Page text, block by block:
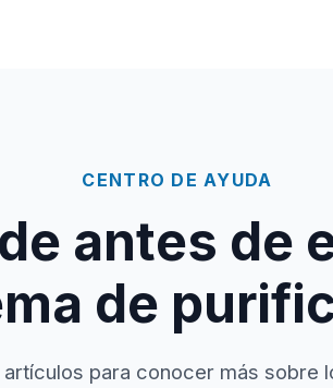
CENTRO DE AYUDA
antes de
de
artículos para conocer más sobre